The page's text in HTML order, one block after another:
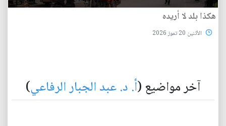
هكذا بلد لا أريده
الأثنين 20 تموز 2026
آخر مواضيع (أ. د. عبد الجبار الرفاعي)